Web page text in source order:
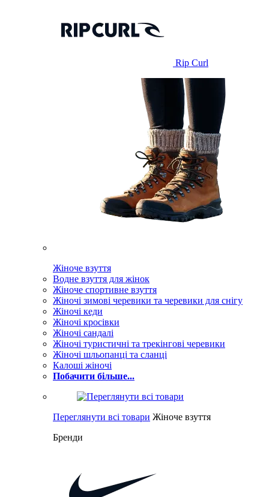
Rip Curl
Жіноче взуття
Водне взуття для жінок
Жіноче спортивне взуття
Жіночі зимові черевики та черевики для снігу
Жіночі кеди
Жіночі кросівки
Жіночі сандалі
Жіночі туристичні та трекінгові черевики
Жіночі шльопанці та сланці
Калоші жіночі
Побачити більше...
Переглянути всі товари Жіноче взуття
Бренди